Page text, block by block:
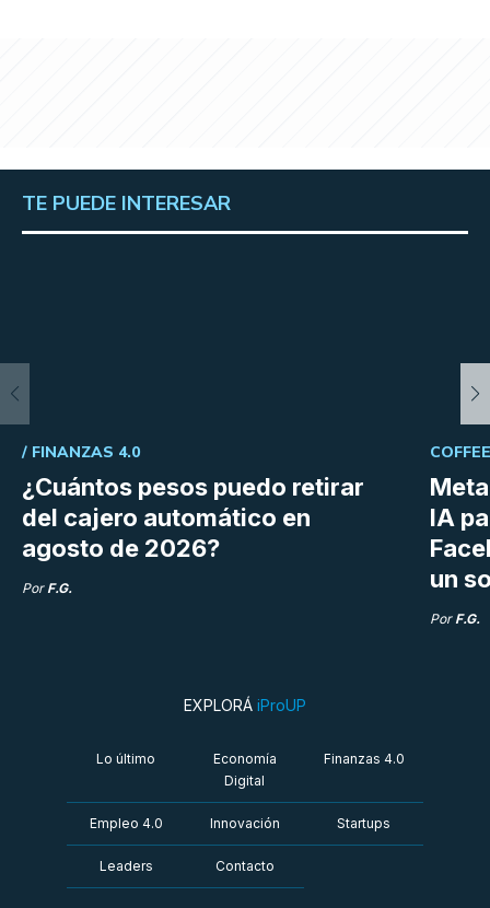
TE PUEDE INTERESAR
¿Cuántos pesos puedo retirar
del cajero automático en
agosto de 2026?
/ FINANZAS 4.0
Por F.G.
IA
un
Por F.G.
EXPLORÁ iProUP
Lo último
Economía
Digital
Finanzas 4.0
Empleo 4.0 Innovación Startups
Leaders Contacto